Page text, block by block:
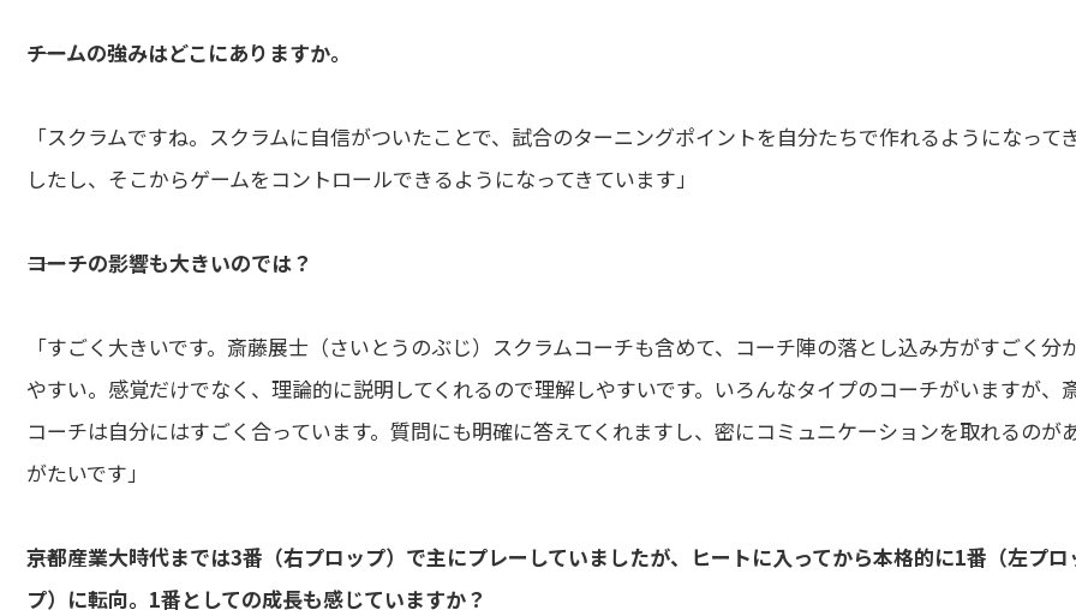
――チームの強みはどこにありますか。
「スクラムですね。スクラムに自信がついたことで、試合のターニングポイントを自分たちで作れるようになって
したし、そこからゲームをコントロールできるようになってきています」
――コーチの影響も大きいのでは？
「すごく大きいです。斎藤展士（さいとうのぶじ）スクラムコーチも含めて、コーチ陣の落とし込み方がすごく分
やすい。感覚だけでなく、理論的に説明してくれるので理解しやすいです。いろんなタイプのコーチがいますが、
コーチは自分にはすごく合っています。質問にも明確に答えてくれますし、密にコミュニケーションを取れるのが
がたいです」
――京都産業大時代までは3番（右プロップ）で主にプレーしていましたが、ヒートに入ってから本格的に1番（左プロ
プ）に転向。1番としての成長も感じていますか？